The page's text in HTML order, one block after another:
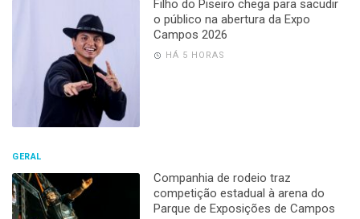
Filho do Piseiro chega para sacudir
o público na abertura da Expo
Campos 2026
HÁ 5 HORAS
GERAL
Companhia de rodeio traz
competição estadual à arena do
Parque de Exposições de Campos